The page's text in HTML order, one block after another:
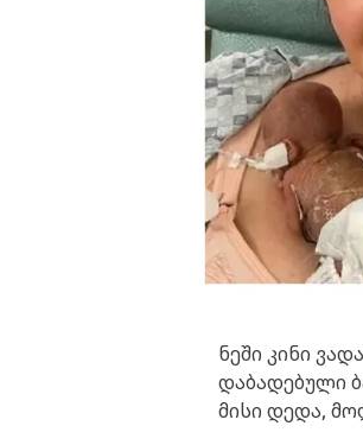
ნეში კინი
დაბადებული
მისი დედა,